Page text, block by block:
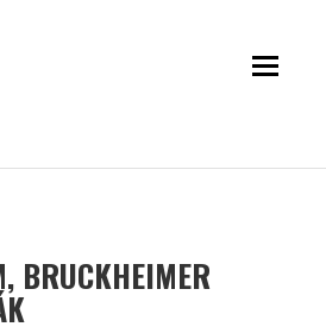
BRUCKHEIMER